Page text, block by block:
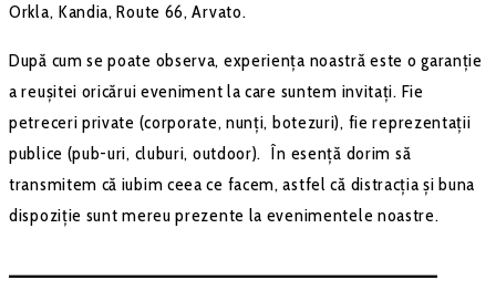
Orkla, Kandia, Route 66, Arvato.
După cum se poate observa, experiența noastră este o garanție
a reușitei oricărui eveniment la care suntem invitați. Fie
petreceri private (corporate, nunți, botezuri), fie reprezentații
publice (pub-uri, cluburi, outdoor). În esență dorim să
transmitem că iubim ceea ce facem, astfel că distracția și buna
dispoziție sunt mereu prezente la evenimentele noastre.
–––––––––––––––––––––––––––––––––––––––––––